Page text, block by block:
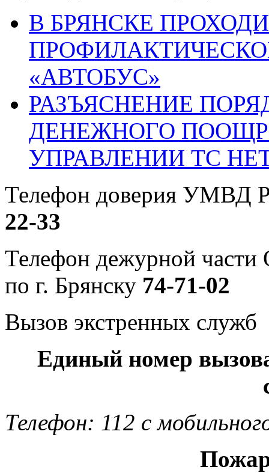
В БРЯНСКЕ
«АВТОБУС»
РАЗЪЯСНЕНИЕ
ДЕНЕЖНОГО
УПРАВЛЕНИИ ТС
Телефон доверия УМВД
22-33
Телефон дежурной
по г. Брянску 74-71-02
Вызов экстренных служб
Единый номер
Телефон: 112 с